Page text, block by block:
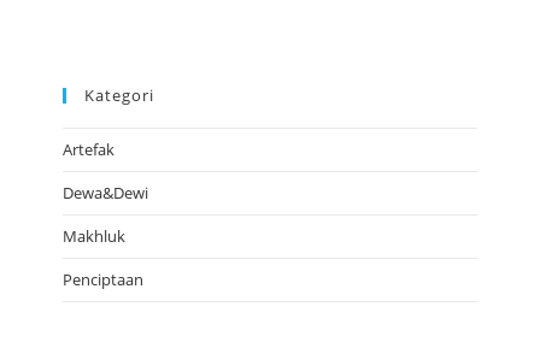
Kategori
Artefak
Dewa&Dewi
Makhluk
Penciptaan